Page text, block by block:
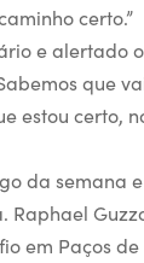
certo.”
e alertado
que
estou certo,
da semana
em Paços